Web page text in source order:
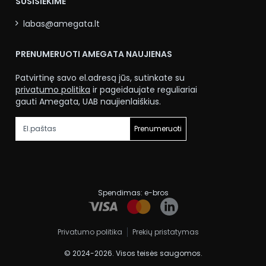
labas@amegata.lt
PRENUMERUOTI AMEGATA NAUJIENAS
Patvirtinę savo el.adresą jūs, sutinkate su
privatumo politika ir pageidaujate reguliariai
gauti Amegata, UAB naujienlaiškius.
Prenumeruoti
© 2024-2026. Visos teisės saugomos.
Privatumo politika Prekių pristatymas
Spendimas: e-bros